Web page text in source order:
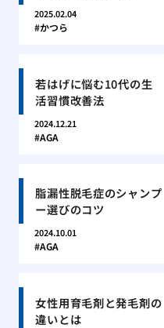
2025.02.04
かつら
若はげに悩む10代の生
活習慣改善法
2024.12.21
AGA
脂漏性脱毛症のシャンプ
ー選びのコツ
2024.10.01
AGA
女性用育毛剤と発毛剤の
違いとは